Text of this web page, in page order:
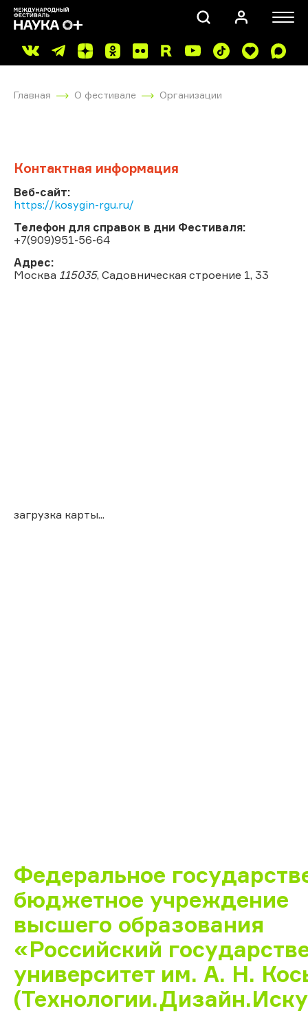
Главная О фестивале Организации
Контактная информация
Веб-сайт:
https://kosygin-rgu.ru/
Телефон для справок в дни Фестиваля:
+7(909)951-56-64
Адрес:
Москва 115035, Садовническая строение 1, 33
загрузка карты...
Федеральное
бюджетное учреждение
высшего образования
«Российский
университет им. А. Н.